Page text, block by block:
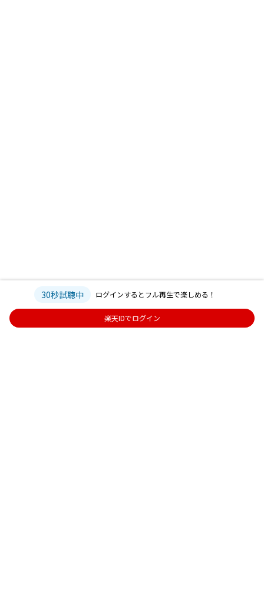
30秒試聴中 ログインするとフル再生で楽しめる！
楽天IDでログイン